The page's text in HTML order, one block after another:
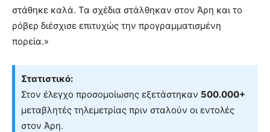
στάθηκε καλά. Τα σχέδια στάλθηκαν στον Άρη και το
ρόβερ διέσχισε επιτυχώς την προγραμματισμένη
πορεία.»
Στατιστικό:
Στον έλεγχο προσομοίωσης εξετάστηκαν 500.000+
μεταβλητές τηλεμετρίας πριν σταλούν οι εντολές
στον Άρη.